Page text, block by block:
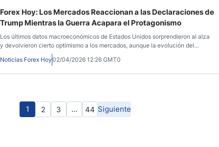
Forex Hoy: Los Mercados Reaccionan a las Declaraciones de
Trump Mientras la Guerra Acapara el Protagonismo
Los últimos datos macroeconómicos de Estados Unidos sorprendieron al alza
y devolvieron cierto optimismo a los mercados, aunque la evolución del
conflicto con Irán sigue marcando el pulso del sentimiento inversor.
Noticias Forex Hoy02/04/2026 12:26 GMT0
1 2 3 … 44 Siguiente